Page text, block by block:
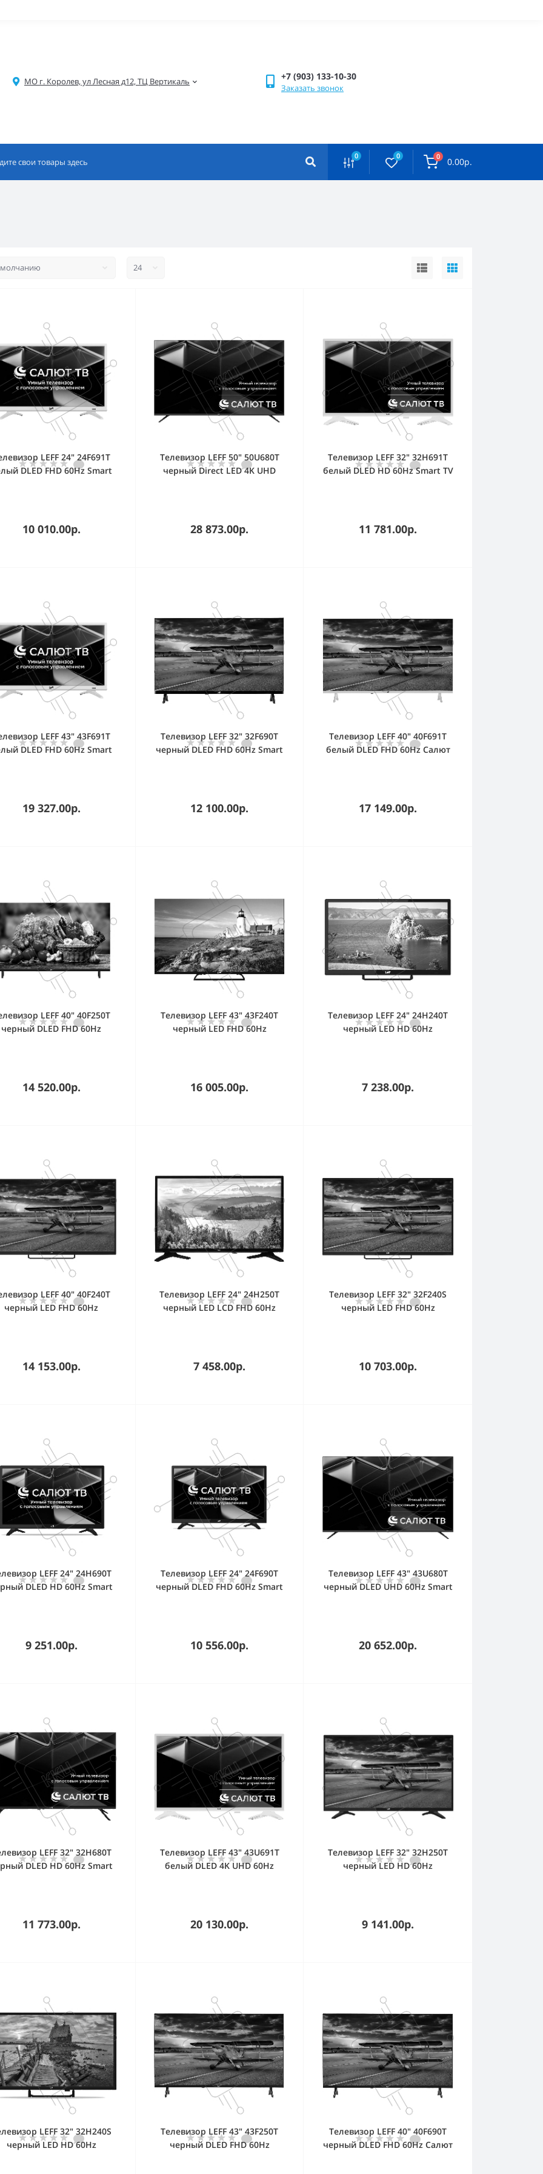
МО г. Королев, ул Лесная д12, ТЦ Вертикаль +7 (903) 133-10-30
Заказать звонок
0 0 0 0.00р.
LEFF 24" 24F691T
DLED FHD 60Hz Smart
10 010.00р.
Телевизор LEFF 50" 50U680T
черный Direct LED 4K UHD
28 873.00р.
Телевизор LEFF 32" 32H691T
белый DLED HD 60Hz Smart TV
11 781.00р.
LEFF 43" 43F691T
DLED FHD 60Hz Smart
19 327.00р.
Телевизор LEFF 32" 32F690T
черный DLED FHD 60Hz Smart
12 100.00р.
Телевизор LEFF 40" 40F691T
белый DLED FHD 60Hz Салют
17 149.00р.
LEFF 40" 40F250T
черный DLED FHD 60Hz
14 520.00р.
Телевизор LEFF 43" 43F240T
черный LED FHD 60Hz
16 005.00р.
Телевизор LEFF 24" 24H240T
черный LED HD 60Hz
7 238.00р.
LEFF 40" 40F240T
черный LED FHD 60Hz
14 153.00р.
Телевизор LEFF 24" 24H250T
черный LED LCD FHD 60Hz
7 458.00р.
Телевизор LEFF 32" 32F240S
черный LED FHD 60Hz
10 703.00р.
LEFF 24" 24H690T
DLED HD 60Hz Smart
9 251.00р.
Телевизор LEFF 24" 24F690T
черный DLED FHD 60Hz Smart
10 556.00р.
Телевизор LEFF 43" 43U680T
черный DLED UHD 60Hz Smart
20 652.00р.
LEFF 32" 32H680T
DLED HD 60Hz Smart
11 773.00р.
Телевизор LEFF 43" 43U691T
белый DLED 4K UHD 60Hz
20 130.00р.
Телевизор LEFF 32" 32H250T
черный LED HD 60Hz
9 141.00р.
LEFF 32" 32H240S
черный LED HD 60Hz
Телевизор LEFF 43" 43F250T
черный DLED FHD 60Hz
Телевизор LEFF 40" 40F690T
черный DLED FHD 60Hz Салют